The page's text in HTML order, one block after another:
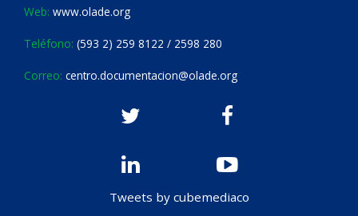
Web: www.olade.org
Teléfono: (593 2) 259 8122 / 2598 280
Correo: centro.documentacion@olade.org
Tweets by cubemediaco